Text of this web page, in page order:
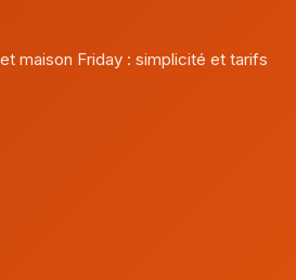
maison Friday : simplicité et tarifs